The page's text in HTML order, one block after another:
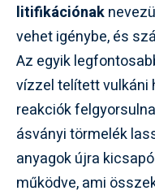
litifikációnak
vehet igénybe, és
Az egyik
vízzel telített vulkáni
reakciók
ásványi törmelék
anyagok újra
működve, ami